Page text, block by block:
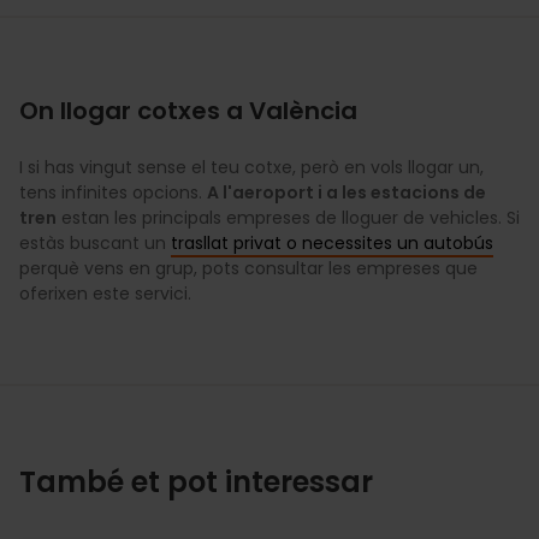
On llogar cotxes a València
I si has vingut sense el teu cotxe, però en vols llogar un,
tens infinites opcions. A l'aeroport i a les estacions de
tren estan les principals empreses de lloguer de vehicles. Si
estàs buscant un trasllat privat o necessites un autobús
perquè vens en grup, pots consultar les empreses que
oferixen este servici.
També et pot interessar